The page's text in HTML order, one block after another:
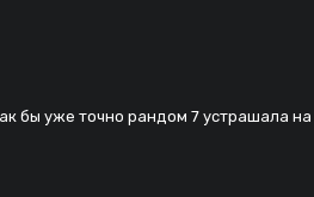
бы уже точно рандом 7 устрашала на